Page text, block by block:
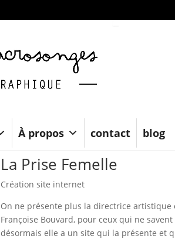
À propos contact blog
La Prise Femelle
Création site internet
On ne présente plus la directrice artistique
Françoise Bouvard, pour ceux qui ne savent
désormais elle a un site qui la présente et